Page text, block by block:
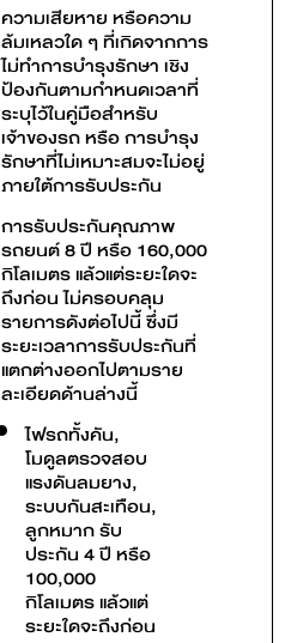
ความเสียหาย หรือความ
ล้มเหลวใด ๆ ที่เกิดจากการ
ไม่ทำการบำรุงรักษา เชิง
ป้องกันตามกำหนดเวลาที่
ระบุไว้ในคู่มือสำหรับ
เจ้าของรถ หรือ การบำรุง
รักษาที่ไม่เหมาะสมจะไม่อยู่
ภายใต้การรับประกัน
การรับประกันคุณภาพ
รถยนต์ 8 ปี หรือ 160,000
กิโลเมตร แล้วแต่ระยะใดจะ
ถึงก่อน ไม่ครอบคลุม
รายการดังต่อไปนี้ ซึ่งมี
ระยะเวลาการรับประกันที่
แตกต่างออกไปตามราย
ละเอียดด้านล่างนี้
ไฟรถทั้งคัน,
โมดูลตรวจสอบ
แรงดันลมยาง,
ระบบกันสะเทือน,
ลูกหมาก รับ
ประกัน 4 ปี หรือ
100,000
กิโลเมตร แล้วแต่
ระยะใดจะถึงก่อน